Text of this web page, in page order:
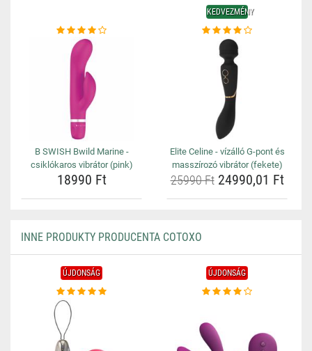
B SWISH Bwild Marine -
csiklókaros vibrátor (pink)
18990 Ft
KEDVEZMÉNY
Elite Celine - vízálló G-pont és
masszírozó vibrátor (fekete)
25990 Ft24990,01 Ft
INNE PRODUKTY PRODUCENTA COTOXO
ÚJDONSÁG ÚJDONSÁG